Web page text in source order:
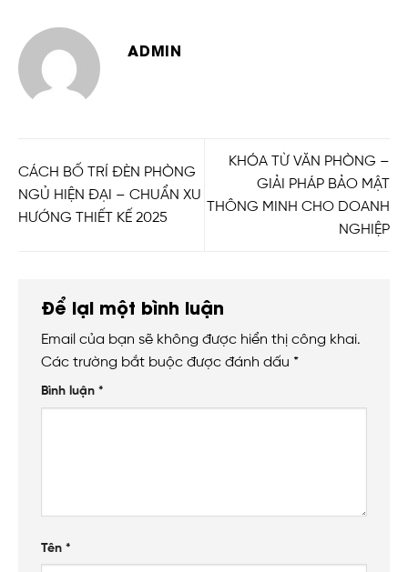
ADMIN
CÁCH BỐ TRÍ ĐÈN PHÒNG
NGỦ HIỆN ĐẠI – CHUẨN XU
HƯỚNG THIẾT KẾ 2025
KHÓA TỪ VĂN PHÒNG –
GIẢI PHÁP BẢO MẬT
THÔNG MINH CHO DOANH
NGHIỆP
Để lại một bình luận
Email của bạn sẽ không được hiển thị công khai.
Các trường bắt buộc được đánh dấu *
Bình luận *
Tên *